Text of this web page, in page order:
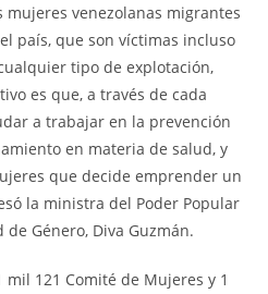
mujeres venezolanas migrantes
país, que son víctimas incluso
tipo de explotación,
es que, a través de cada
a trabajar en la prevención
en materia de salud, y
que decide emprender un
la ministra del Poder Popular
Género, Diva Guzmán.
121 Comité de Mujeres y 1